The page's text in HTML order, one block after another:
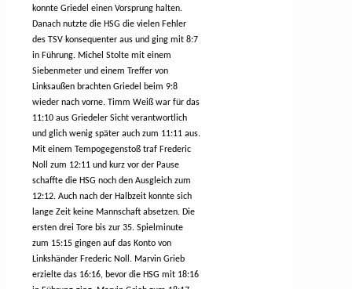
konnte Griedel einen Vorsprung halten.
Danach nutzte die HSG die vielen Fehler
des TSV konsequenter aus und ging mit 8:7
in Führung. Michel Stolte mit einem
Siebenmeter und einem Treffer von
Linksaußen brachten Griedel beim 9:8
wieder nach vorne. Timm Weiß war für das
11:10 aus Griedeler Sicht verantwortlich
und glich wenig später auch zum 11:11 aus.
Mit einem Tempogegenstoß traf Frederic
Noll zum 12:11 und kurz vor der Pause
schaffte die HSG noch den Ausgleich zum
12:12. Auch nach der Halbzeit konnte sich
lange Zeit keine Mannschaft absetzen. Die
ersten drei Tore bis zur 35. Spielminute
zum 15:15 gingen auf das Konto von
Linkshänder Frederic Noll. Marvin Grieb
erzielte das 16:16, bevor die HSG mit 18:16